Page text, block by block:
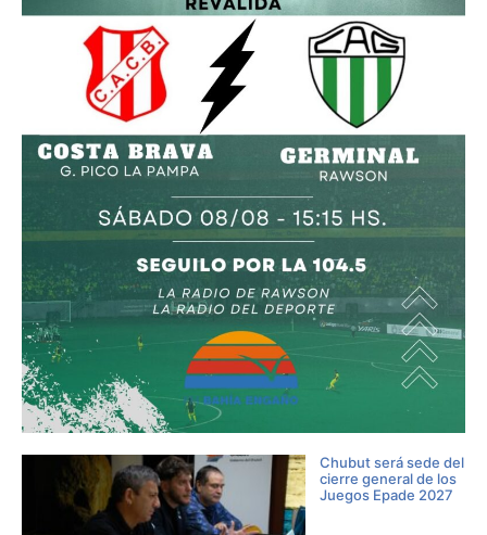
Chubut será sede del
cierre general de los
Juegos Epade 2027